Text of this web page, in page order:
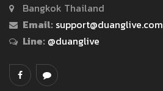
Bangkok Thailand
Email: support@duanglive.com
Line: @duanglive